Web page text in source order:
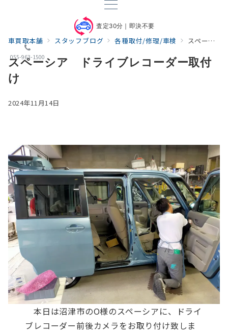
査定30分｜即決不要
055-963-1500
車買取本舗 スタッフブログ 各種取付/修理/車検 スペーシア ドライブレコーダー取付け
スペーシア ドライブレコーダー取付
け
2024年11月14日
本日は沼津市のO様のスペーシアに、ドライ
ブレコーダー前後カメラをお取り付け致しま